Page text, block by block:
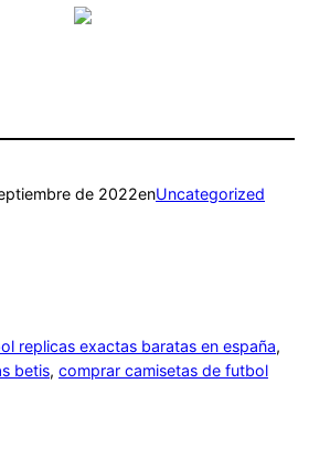
de 2022enUncategorized
replicas exactas baratas en españa
betis, comprar camisetas de futbol